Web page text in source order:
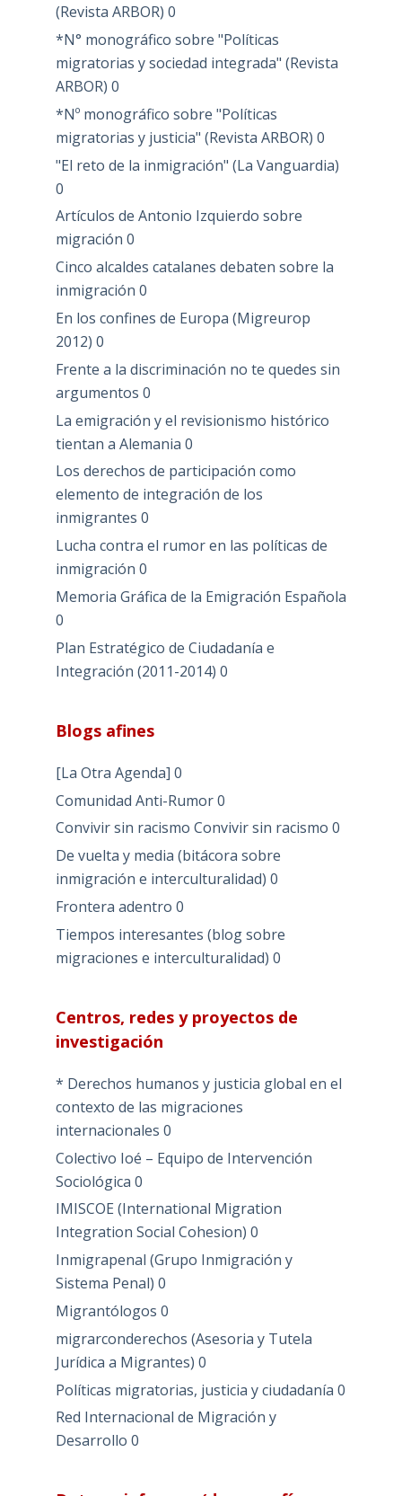
(Revista ARBOR) 0
*N° monográfico sobre "Políticas
migratorias y sociedad integrada" (Revista
ARBOR) 0
*Nº monográfico sobre "Políticas
migratorias y justicia" (Revista ARBOR) 0
"El reto de la inmigración" (La Vanguardia)
0
Artículos de Antonio Izquierdo sobre
migración 0
Cinco alcaldes catalanes debaten sobre la
inmigración 0
En los confines de Europa (Migreurop
2012) 0
Frente a la discriminación no te quedes sin
argumentos 0
La emigración y el revisionismo histórico
tientan a Alemania 0
Los derechos de participación como
elemento de integración de los
inmigrantes 0
Lucha contra el rumor en las políticas de
inmigración 0
Memoria Gráfica de la Emigración Española
0
Plan Estratégico de Ciudadanía e
Integración (2011-2014) 0
Blogs afines
[La Otra Agenda] 0
Comunidad Anti-Rumor0
Convivir sin racismo Convivir sin racismo 0
De vuelta y media (bitácora sobre
inmigración e interculturalidad) 0
Frontera adentro 0
Tiempos interesantes (blog sobre
migraciones e interculturalidad) 0
Centros, redes y proyectos de
investigación
* Derechos humanos y justicia global en el
contexto de las migraciones
internacionales 0
Colectivo Ioé – Equipo de Intervención
Sociológica 0
IMISCOE (International Migration
Integration Social Cohesion) 0
Inmigrapenal (Grupo Inmigración y
Sistema Penal) 0
Migrantólogos 0
migrarconderechos (Asesoria y Tutela
Jurídica a Migrantes) 0
Políticas migratorias, justicia y ciudadanía 0
Red Internacional de Migración y
Desarrollo 0